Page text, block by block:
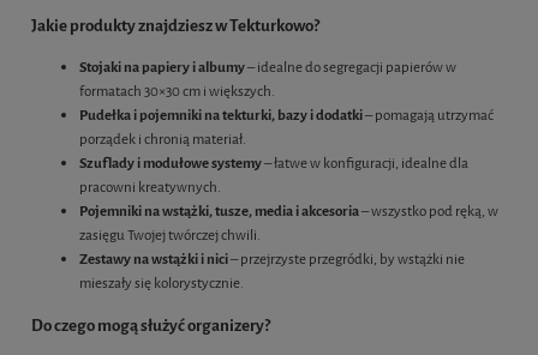
Jakie produkty znajdziesz w Tekturkowo?
Stojaki na papiery i albumy– idealne do segregacji papierów w
formatach 30×30 cm i większych.
Pudełka i pojemniki na tekturki, bazy i dodatki– pomagają utrzymać
porządek i chronią materiał.
Szuflady i modułowe systemy– łatwe w konfiguracji, idealne dla
pracowni kreatywnych.
Pojemniki na wstążki, tusze, media i akcesoria– wszystko pod ręką, w
zasięgu Twojej twórczej chwili.
Zestawy na wstążki i nici– przejrzyste przegródki, by wstążki nie
mieszały się kolorystycznie.
Do czego mogą służyć organizery?